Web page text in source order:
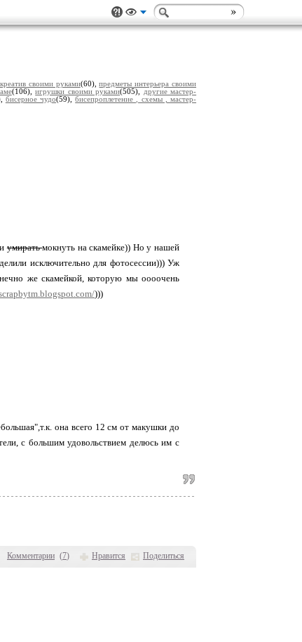
своими руками(60),предметы интерьера своими
(106),игрушки своими руками(505),
другие мастер-
бисерное чудо(59),бисепроплетение , схемы , мастер-
Комментарии (7) Нравится Поделиться
умиратьмокнуть на скамейке)) Но у нашей
исключительно для фотосессии))) Уж
же скамейкой, которую мы оооочень
)))
она всего 12 см от макушки до
с большим удовольствием делюсь им с